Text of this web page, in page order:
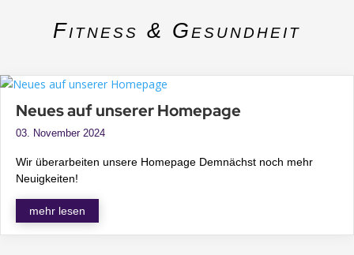
Fitness & Gesundheit
Neues auf unserer Homepage
03. November 2024
Wir überarbeiten unsere Homepage Demnächst noch mehr
Neuigkeiten!
mehr lesen